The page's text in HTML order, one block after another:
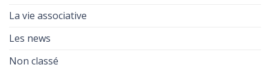
La vie associative
Les news
Non classé